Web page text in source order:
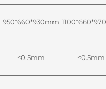
950*660*930mm
≤0.5mm ≤0.5mm